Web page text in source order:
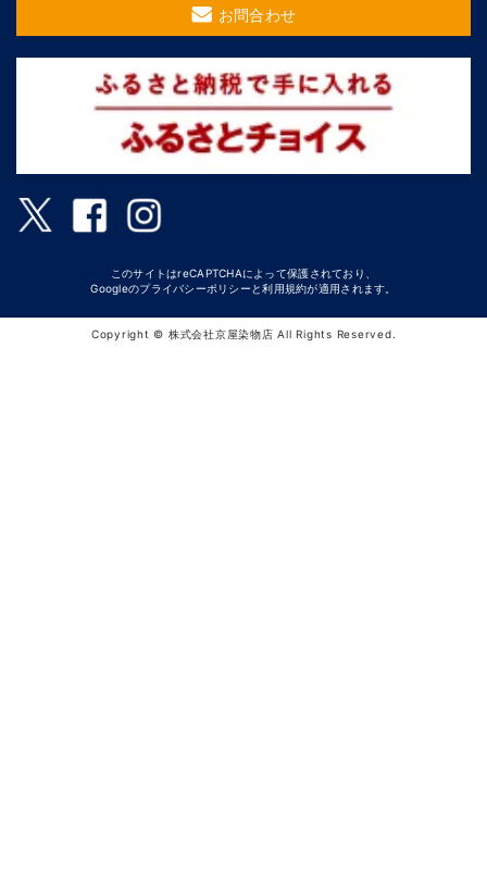
お問合わせ
このサイトはreCAPTCHAによって保護されており、
Googleのプライバシーポリシー と利用規約が適用されます。
Copyright © 株式会社京屋染物店 All Rights Reserved.